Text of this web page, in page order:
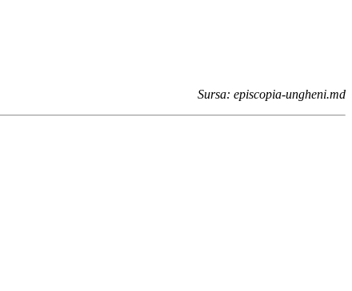
Sursa: episcopia-ungheni.md